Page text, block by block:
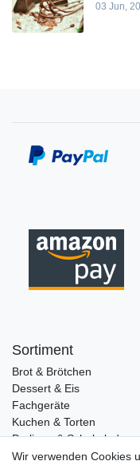
03 Jun,
Sortiment
Brot & Brötchen
Dessert & Eis
Fachgeräte
Kuchen & Torten
Pralinen & Schokolade
Lebensmittel
Wir verwenden Cookies